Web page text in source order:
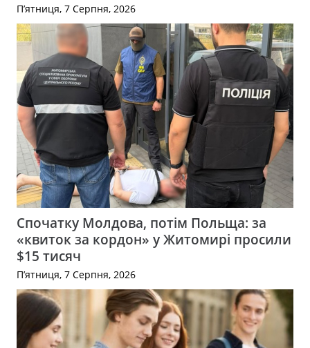
П’ятниця, 7 Серпня, 2026
Спочатку Молдова, потім Польща: за
«квиток за кордон» у Житомирі просили
$15 тисяч
П’ятниця, 7 Серпня, 2026